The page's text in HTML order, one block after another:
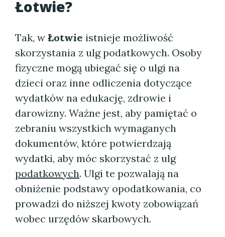
Łotwie?
Tak, w Łotwie istnieje możliwość
skorzystania z ulg podatkowych. Osoby
fizyczne mogą ubiegać się o ulgi na
dzieci oraz inne odliczenia dotyczące
wydatków na edukację, zdrowie i
darowizny. Ważne jest, aby pamiętać o
zebraniu wszystkich wymaganych
dokumentów, które potwierdzają
wydatki, aby móc skorzystać z ulg
podatkowych. Ulgi te pozwalają na
obniżenie podstawy opodatkowania, co
prowadzi do niższej kwoty zobowiązań
wobec urzędów skarbowych.